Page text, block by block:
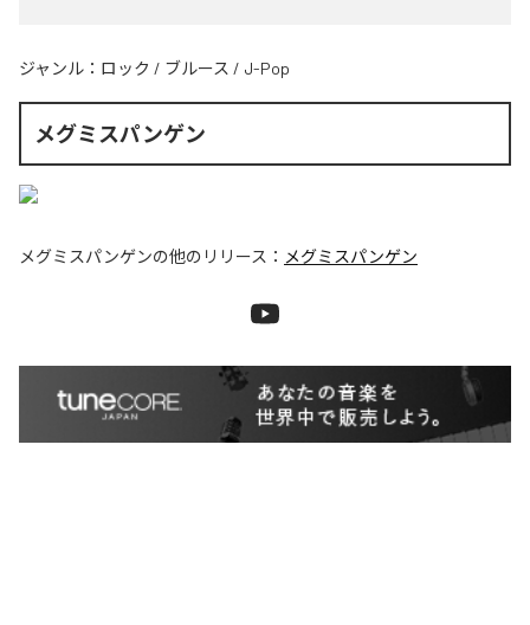
ジャンル： ロック / ブルース / J-Pop
メグミスパンゲン
メグミスパンゲンの他のリリース： メグミスパンゲン